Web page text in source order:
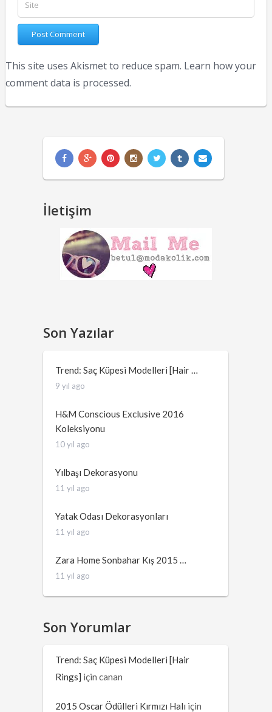
This site uses Akismet to reduce spam. Learn how your
comment data is processed.
İletişim
Son Yazılar
Trend: Saç Küpesi Modelleri [Hair …
9 yıl ago
H&M Conscious Exclusive 2016
Koleksiyonu
10 yıl ago
Yılbaşı Dekorasyonu
11 yıl ago
Yatak Odası Dekorasyonları
11 yıl ago
Zara Home Sonbahar Kış 2015 …
11 yıl ago
Son Yorumlar
Trend: Saç Küpesi Modelleri [Hair
Rings] içincanan
2015 Oscar Ödülleri Kırmızı Halı için